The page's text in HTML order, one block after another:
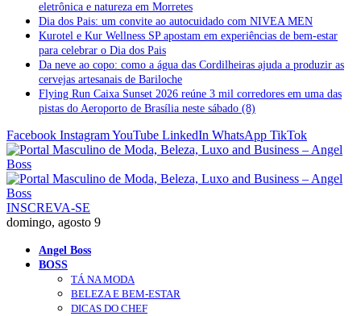
eletrônica e natureza em Morretes
Dia dos Pais: um convite ao autocuidado com NIVEA MEN
Kurotel e Kur Wellness SP apostam em experiências de bem-estar
para celebrar o Dia dos Pais
Da neve ao copo: como a água das Cordilheiras ajuda a produzir as
cervejas artesanais de Bariloche
Flying Run Caixa Sunset 2026 reúne 3 mil corredores em uma das
pistas do Aeroporto de Brasília neste sábado (8)
Facebook InstagramYouTube LinkedIn WhatsApp TikTok
INSCREVA-SE
domingo, agosto 9
Angel Boss
BOSS
TÁ NA MODA
BELEZA E BEM-ESTAR
DICAS DO CHEF